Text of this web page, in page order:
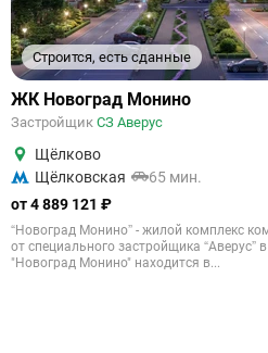
Строится, есть сданные
ЖК Новоград Монино
Застройщик СЗ Аверус
Щёлково
Щёлковская
65 мин.
от 4 889 121 ₽
“Новоград Монино” - жилой комплекс
от специального застройщика
"Новоград Монино" находится в...